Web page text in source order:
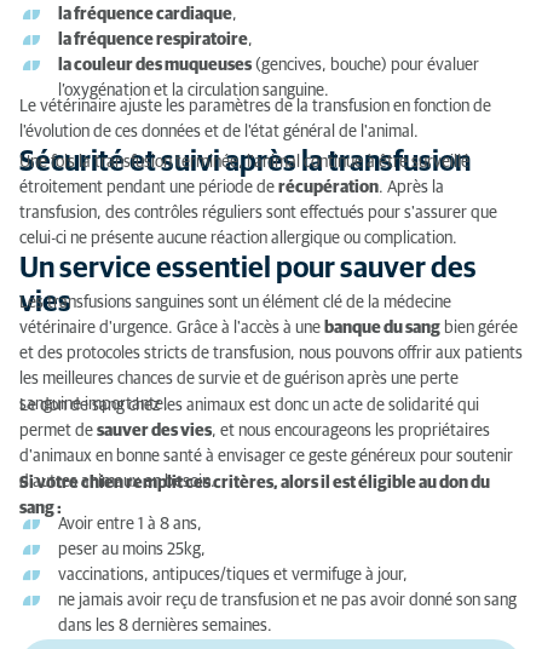
la fréquence cardiaque,
la fréquence respiratoire,
la couleur des muqueuses (gencives, bouche) pour évaluer
l’oxygénation et la circulation sanguine.
Le vétérinaire ajuste les paramètres de la transfusion en fonction de
l'évolution de ces données et de l'état général de l'animal.
Sécurité et suivi après la transfusion
Une fois la transfusion terminée, l'animal continue à être surveillé
étroitement pendant une période de récupération. Après la
transfusion, des contrôles réguliers sont effectués pour s'assurer que
celui-ci ne présente aucune réaction allergique ou complication.
Un service essentiel pour sauver des
vies
Les transfusions sanguines sont un élément clé de la médecine
vétérinaire d'urgence. Grâce à l'accès à une banque du sang bien gérée
et des protocoles stricts de transfusion, nous pouvons offrir aux patients
les meilleures chances de survie et de guérison après une perte
sanguine importante.
Le don de sang chez les animaux est donc un acte de solidarité qui
permet de sauver des vies, et nous encourageons les propriétaires
d'animaux en bonne santé à envisager ce geste généreux pour soutenir
d'autres animaux en besoin.
Si votre chien remplit ces critères, alors il est éligible au don du
sang :
Avoir entre 1 à 8 ans,
peser au moins 25kg,
vaccinations, antipuces/tiques et vermifuge à jour,
ne jamais avoir reçu de transfusion et ne pas avoir donné son sang
dans les 8 dernières semaines.